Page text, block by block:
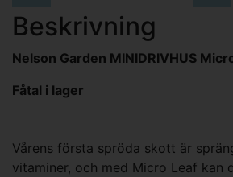
Beskrivning
Nelson Garden MINIDRIVHUS
Fåtal i lager
Vårens första spröda skott är
vitaminer, och med Micro Leaf kan